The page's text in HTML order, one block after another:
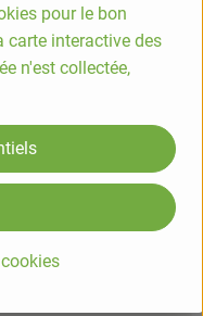
II
pour le bon
carte interactive des
n'est collectée,